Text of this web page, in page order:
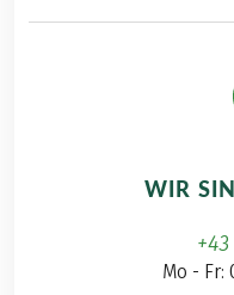
WIR
Mo - Fr: